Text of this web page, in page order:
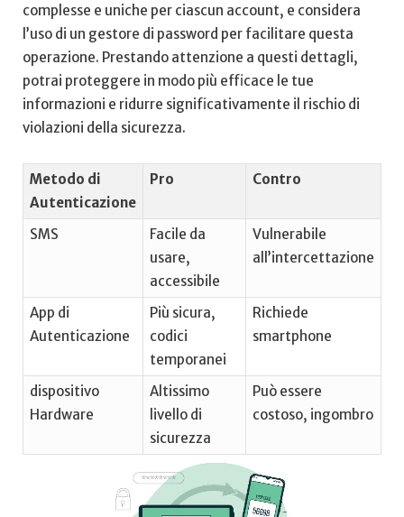
complesse e uniche per ciascun account, e considera
l’uso di un gestore di password per facilitare questa
operazione. ⁣Prestando attenzione⁣ a questi dettagli, ​
potrai proteggere in modo più efficace le tue
informazioni e ridurre significativamente il rischio di
violazioni della sicurezza.
Metodo di
⁢Autenticazione
Pro Contro
SMS
Facile da
usare,
accessibile
Vulnerabile
all’intercettazione
App di
Autenticazione
Più sicura,
codici
temporanei
Richiede
smartphone
dispositivo‍
Hardware
Altissimo
livello‍ di
sicurezza
Può essere
costoso, ingombro